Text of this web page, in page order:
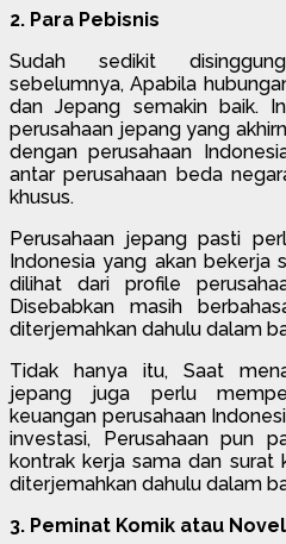
2. Para Pebisnis
Sudah sedikit
sebelumnya, Apabila
dan Jepang semakin baik.
perusahaan jepang yang
dengan perusahaan
antar perusahaan beda
khusus.
Perusahaan jepang pasti
Indonesia yang akan bekerja
dilihat dari profile
Disebabkan masih
diterjemahkan dahulu dalam
Tidak hanya itu, Saat
jepang juga perlu
keuangan perusahaan
investasi, Perusahaan pun
kontrak kerja sama dan surat
diterjemahkan dahulu dalam
3. Peminat Komik atau